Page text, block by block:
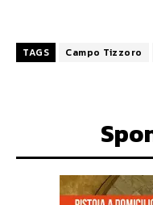
TAGS Campo Tizzoro